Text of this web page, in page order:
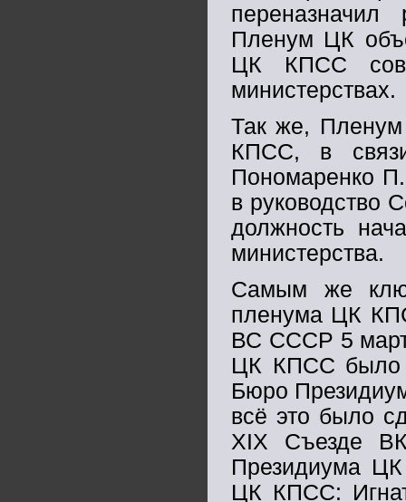
Пленум ЦК
ЦК КПСС
министерствах.
Так же, Пленум
КПСС, в
Пономаренко
в руководство
должность
министерства.
Самым же
пленума ЦК
ВС СССР 5
ЦК КПСС было
Бюро
всё это было
XIX Съезде
Президиума
ЦК КПСС: